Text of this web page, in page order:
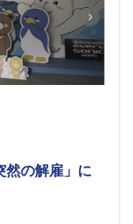
然の解雇」に